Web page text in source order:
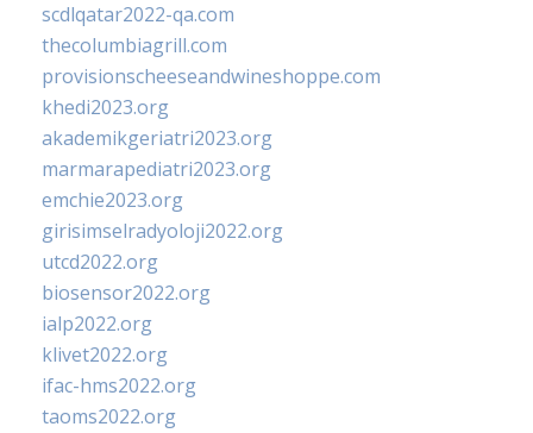
scdlqatar2022-qa.com
thecolumbiagrill.com
provisionscheeseandwineshoppe.com
khedi2023.org
akademikgeriatri2023.org
marmarapediatri2023.org
emchie2023.org
girisimselradyoloji2022.org
utcd2022.org
biosensor2022.org
ialp2022.org
klivet2022.org
ifac-hms2022.org
taoms2022.org